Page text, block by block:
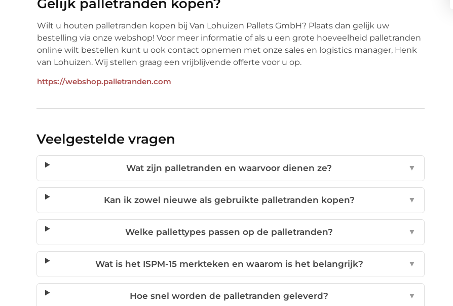
Gelijk palletranden kopen?
Wilt u houten palletranden kopen bij Van Lohuizen Pallets GmbH? Plaats dan gelijk uw
bestelling via onze webshop! Voor meer informatie of als u een grote hoeveelheid palletranden
online wilt bestellen kunt u ook contact opnemen met onze sales en logistics manager, Henk
van Lohuizen. Wij stellen graag een vrijblijvende offerte voor u op.
https://webshop.palletranden.com
Veelgestelde vragen
Wat zijn palletranden en waarvoor dienen ze? ▼
Kan ik zowel nieuwe als gebruikte palletranden kopen? ▼
Welke pallettypes passen op de palletranden? ▼
Wat is het ISPM-15 merkteken en waarom is het belangrijk? ▼
Hoe snel worden de palletranden geleverd? ▼